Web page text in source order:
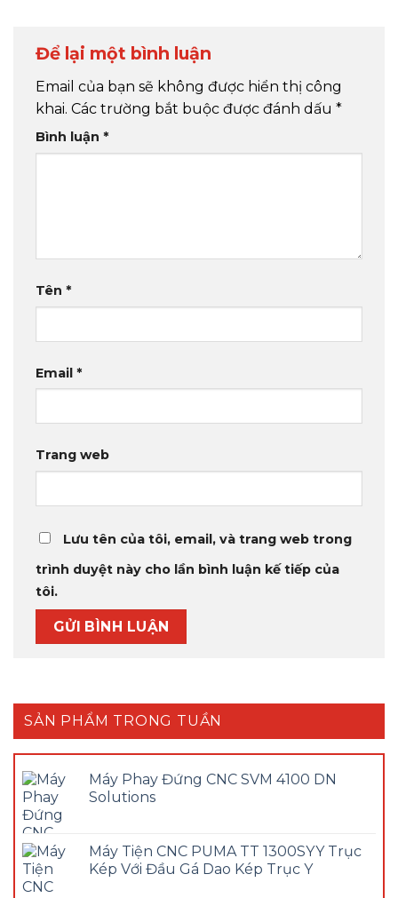
Để lại một bình luận
Email của bạn sẽ không được hiển thị công
khai. Các trường bắt buộc được đánh dấu *
Bình luận *
Tên *
Email *
Trang web
Lưu tên của tôi, email, và trang web trong
trình duyệt này cho lần bình luận kế tiếp của
tôi.
SẢN PHẨM TRONG TUẦN
Máy Phay Đứng CNC SVM 4100 DN
Solutions
Máy Tiện CNC PUMA TT 1300SYY Trục
Kép Với Đầu Gá Dao Kép Trục Y